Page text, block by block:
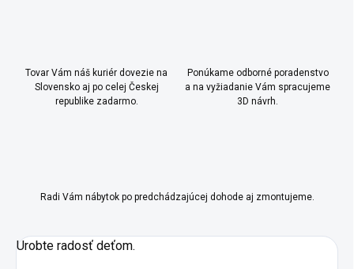
Tovar Vám náš kuriér dovezie na
Slovensko aj po celej Českej
republike zadarmo.
Ponúkame odborné poradenstvo
a na vyžiadanie Vám spracujeme
3D návrh.
Radi Vám nábytok po predchádzajúcej dohode aj zmontujeme.
Urobte radosť deťom.